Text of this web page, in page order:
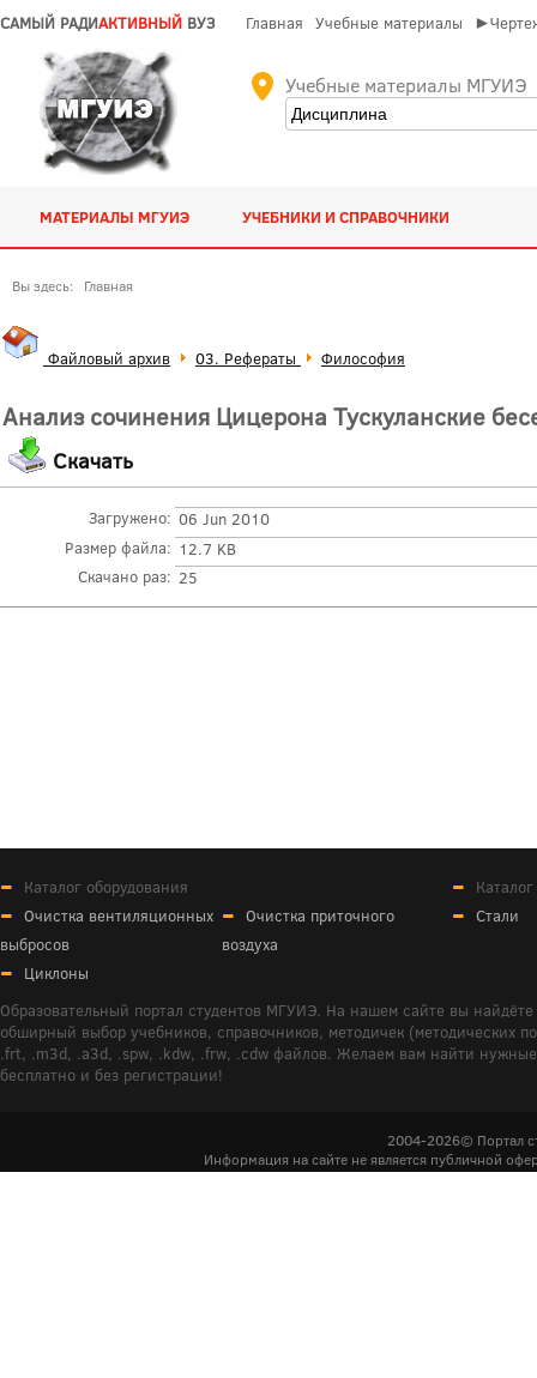
САМЫЙ РАДИАКТИВНЫЙ ВУЗ Главная Учебные материалы
Учебные материалы МГУИЭ
МАТЕРИАЛЫ МГУИЭ УЧЕБНИКИ И СПРАВОЧНИКИ
Вы здесь: Главная
Файловый архив 03. Рефераты Философия
Анализ сочинения Цицерона Тускуланские
Скачать
Загружено: 06 Jun 2010
Размер файла: 12.7 KB
Скачано раз: 25
Каталог оборудования
Очистка вентиляционных
выбросов
Очистка приточного
воздуха
Циклоны
Стали
Образовательный портал студентов МГУИЭ. На нашем сайте вы
обширный выбор учебников, справочников, методичек (методических
.frt, .m3d, .a3d, .spw, .kdw, .frw, .cdw файлов. Желаем вам найти
бесплатно и без регистрации!
2004-2026© Портал
Информация на сайте не является публичной